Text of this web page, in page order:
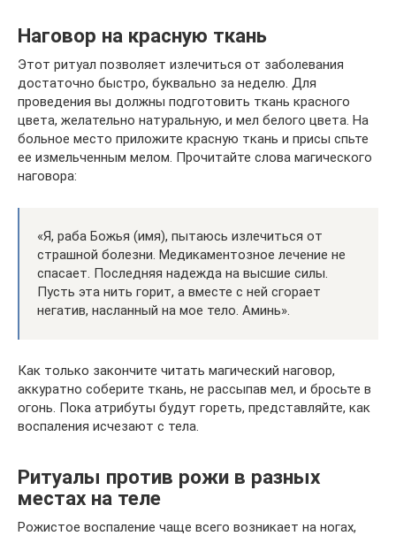
Наговор на красную ткань
Этот ритуал позволяет излечиться от заболевания
достаточно быстро, буквально за неделю. Для
проведения вы должны подготовить ткань красного
цвета, желательно натуральную, и мел белого цвета. На
больное место приложите красную ткань и присы спьте
ее измельченным мелом. Прочитайте слова магического
наговора:
«Я, раба Божья (имя), пытаюсь излечиться от
страшной болезни. Медикаментозное лечение не
спасает. Последняя надежда на высшие силы.
Пусть эта нить горит, а вместе с ней сгорает
негатив, насланный на мое тело. Аминь».
Как только закончите читать магический наговор,
аккуратно соберите ткань, не рассыпав мел, и бросьте в
огонь. Пока атрибуты будут гореть, представляйте, как
воспаления исчезают с тела.
Ритуалы против рожи в разных
местах на теле
Рожистое воспаление чаще всего возникает на ногах,